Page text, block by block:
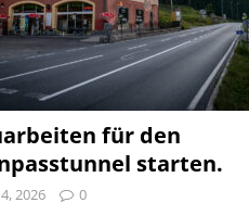
für den
starten.
2026 0